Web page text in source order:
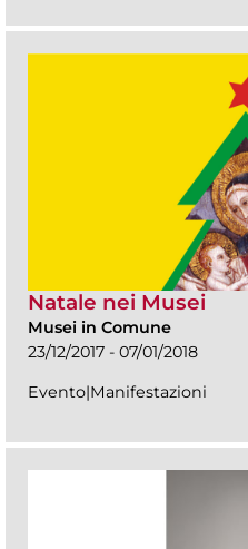
Natale nei Musei
Musei in Comune
23/12/2017 - 07/01/2018
Evento|Manifestazioni